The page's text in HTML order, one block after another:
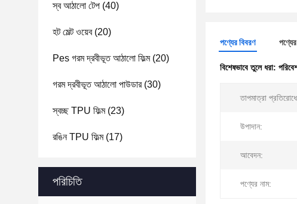
স্ব আঠালো টেপ (40)
হট মেল্ট ওয়েব(20)
Pes গরম দ্রবীভূত আঠালো ফিল্ম(20)
গরম দ্রবীভূত আঠালো পাউডার(30)
স্বচ্ছ TPU ফিল্ম(23)
রঙিন TPU ফিল্ম(17)
পরিচিতি
পণ্যের বিবরণ পণ্যের
বিশেষভাবে তুলে ধরা:
তাপমাত্রা
উপাদান:
আবেদন:
পণ্যের নাম: